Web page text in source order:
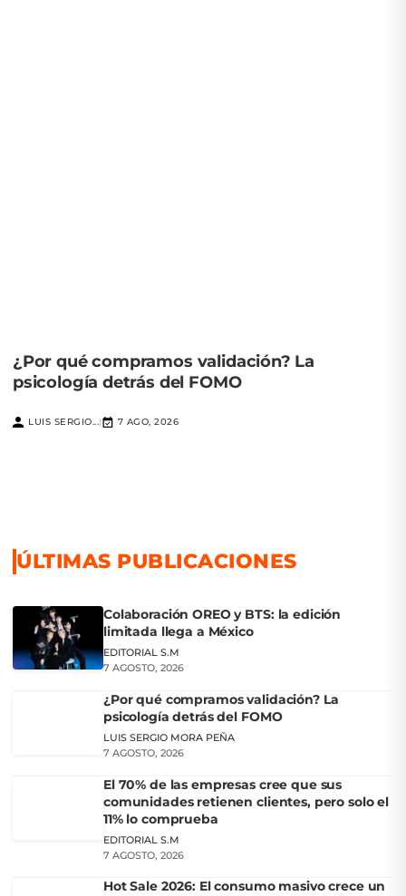
¿Por qué compramos validación? La
psicología detrás del FOMO
LUIS SERGIO...| 7 AGO, 2026
ÚLTIMAS PUBLICACIONES
Colaboración OREO y BTS: la edición
limitada llega a México
EDITORIAL S.M
7 AGOSTO, 2026
¿Por qué compramos validación? La
psicología detrás del FOMO
LUIS SERGIO MORA PEÑA
7 AGOSTO, 2026
El 70% de las empresas cree que sus
comunidades retienen clientes, pero solo el
11% lo comprueba
EDITORIAL S.M
7 AGOSTO, 2026
Hot Sale 2026: El consumo masivo crece un